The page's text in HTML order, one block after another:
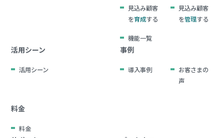
見込み顧客
を育成する
見込み顧客
を管理する
機能一覧
活用シーン
活用シーン
事例
導入事例
お客さまの
声
料金
料金